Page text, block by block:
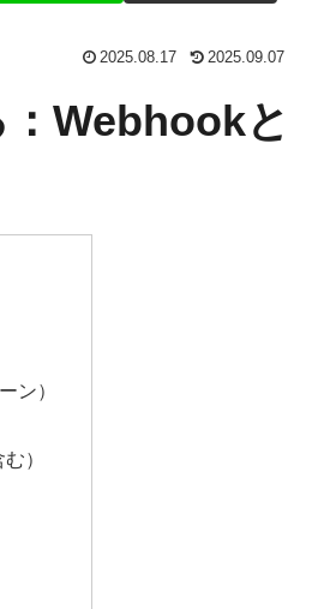
2025.08.17 2025.09.07
Webhookと
ン）
）